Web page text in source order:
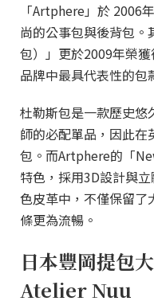
「Artphere」於 2006
尚的公事包與後背包
包）」更於2009年榮
品牌中最具代表性的
杜勒斯包是一款歷史悠
師的必配單品，因此
包。而Artphere的「
特色，採用3D設計與
色皮革中，不僅保留了
條更為流暢。
日本豐岡提包
Atelier Nuu